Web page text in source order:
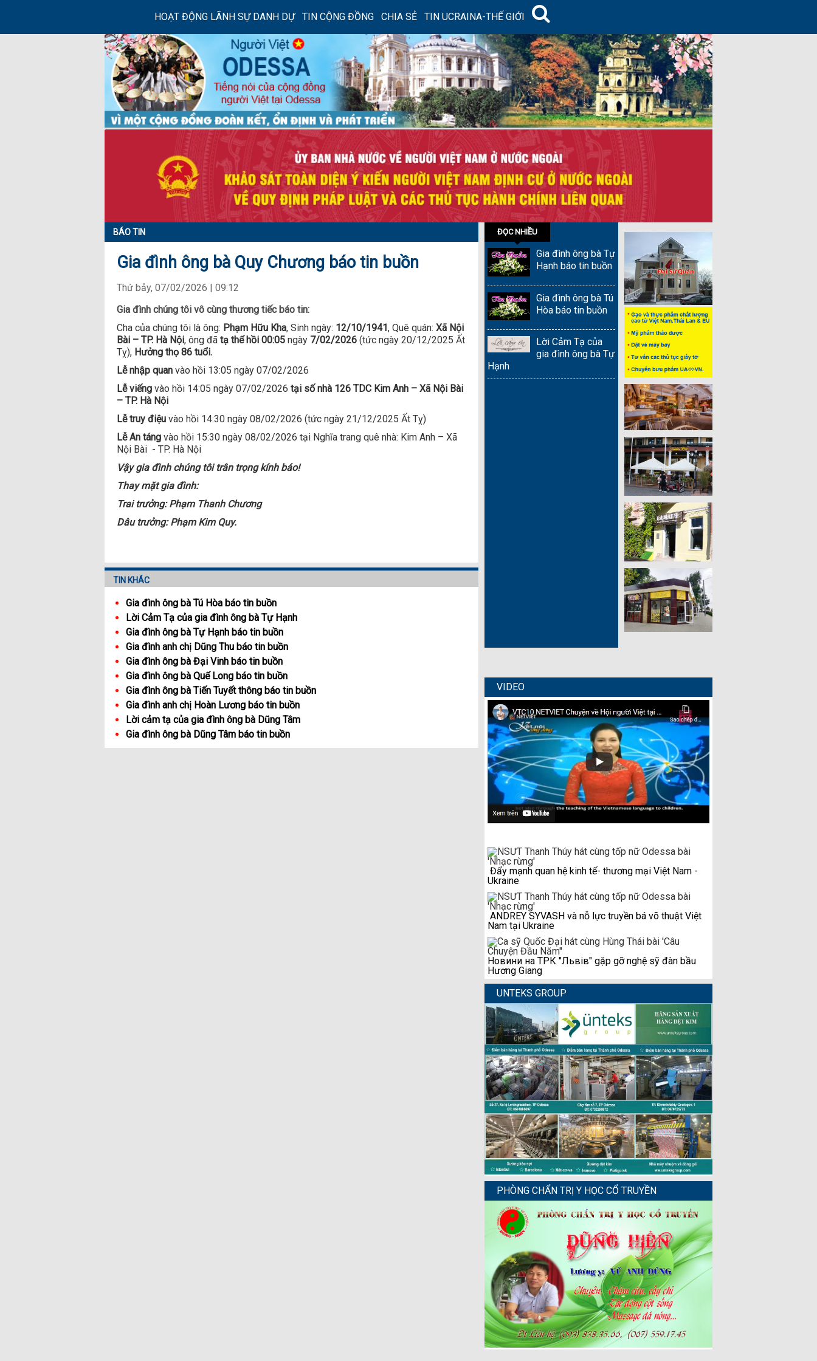
HOẠT ĐỘNG LÃNH SỰ DANH DỰ TIN CỘNG ĐỒNG CHIA SẺ TIN UCRAINA-THẾ GIỚI
BÁO TIN
Gia đình ông bà Quy Chương báo tin buồn
Thứ bảy, 07/02/2026 | 09:12
Gia đình chúng tôi vô cùng thương tiếc báo tin:
Cha của chúng tôi là ông: Phạm Hữu Kha, Sinh ngày: 12/10/1941 , Quê quán: Xã Nội
Bài – TP. Hà Nội, ông đã tạ thế hồi 00:05 ngày 7/02/2026 (tức ngày 20/12/2025 Ất
Tỵ), Hưởng thọ 86 tuổi.
Lễ nhập quan vào hồi 13:05 ngày 07/02/2026
Lễ viếng vào hồi 14:05 ngày 07/02/2026 tại số nhà 126 TDC Kim Anh – Xã Nội Bài
– TP. Hà Nội
Lễ truy điệu vào hồi 14:30 ngày 08/02/2026 (tức ngày 21/12/2025 Ất Tỵ)
Lễ An táng vào hồi 15:30 ngày 08/02/2026 tại Nghĩa trang quê nhà: Kim Anh – Xã
Nội Bài - TP. Hà Nội
Vậy gia đình chúng tôi trân trọng kính báo!
Thay mặt gia đình:
Trai trưởng: Phạm Thanh Chương
Dâu trưởng: Phạm Kim Quy.
TIN KHÁC
Gia đình ông bà Tú Hòa báo tin buồn
Lời Cảm Tạ của gia đình ông bà Tự Hạnh
Gia đình ông bà Tự Hạnh báo tin buồn
Gia đình anh chị Dũng Thu báo tin buồn
Gia đình ông bà Đại Vinh báo tin buồn
Gia đình ông bà Quế Long báo tin buồn
Gia đình ông bà Tiến Tuyết thông báo tin buồn
Gia đình anh chị Hoàn Lương báo tin buồn
Lời cảm tạ của gia đình ông bà Dũng Tâm
Gia đình ông bà Dũng Tâm báo tin buồn
ĐỌC NHIỀU
Gia đình ông bà Tự
Hạnh báo tin buồn
Gia đình ông bà Tú
Hòa báo tin buồn
Lời Cảm Tạ của
gia đình ông bà Tự
Hạnh
VIDEO
Đẩy mạnh quan hệ kinh tế- thương mại Việt Nam -
Ukraine
ANDREY SYVASH và nỗ lực truyền bá võ thuật Việt
Nam tại Ukraine
Новини на ТРК "Львів" gặp gỡ nghệ sỹ đàn bầu
Hương Giang
UNTEKS GROUP
PHÒNG CHẨN TRỊ Y HỌC CỔ TRUYỀN